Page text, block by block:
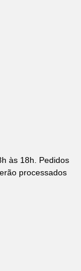
às 18h. Pedidos
processados